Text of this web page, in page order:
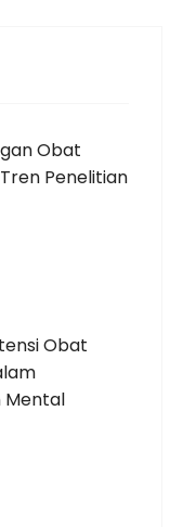
Obat
Penelitian
Obat
Mental